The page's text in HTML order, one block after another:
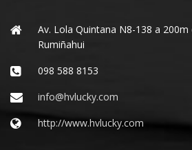
Av. Lola Quintana N8-138 a
Rumiñahui
098 588 8153
info@hvlucky.com
http://www.hvlucky.com